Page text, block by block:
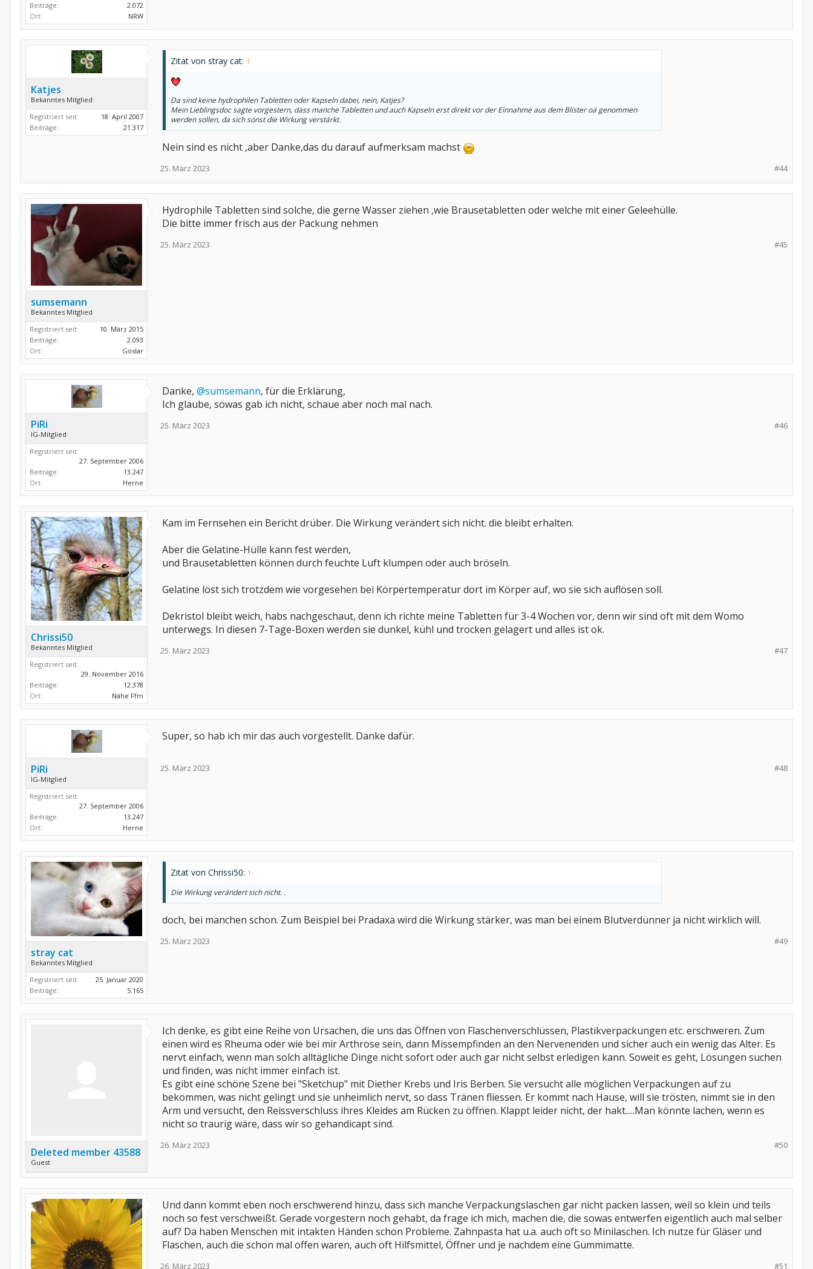
Beiträge:
2.072
Ort:
NRW
Katjes
Bekanntes Mitglied
Registriert seit:
18. April 2007
Beiträge:
21.317
Zitat von stray cat: ↑
Da sind keine hydrophilen Tabletten oder Kapseln dabei, nein, Katjes?
Mein Lieblingsdoc sagte vorgestern, dass manche Tabletten und auch Kapseln erst direkt vor der Einnahme aus dem Blister oä genommen
werden sollen, da sich sonst die Wirkung verstärkt.
Nein sind es nicht ,aber Danke,das du darauf aufmerksam machst
#44
25. März 2023
sumsemann
Bekanntes Mitglied
Registriert seit:
10. März 2015
Beiträge:
2.093
Ort:
Goslar
Hydrophile Tabletten sind solche, die gerne Wasser ziehen ,wie Brausetabletten oder welche mit einer Geleehülle.
Die bitte immer frisch aus der Packung nehmen
#45
25. März 2023
PiRi
IG-Mitglied
Registriert seit:
27. September 2006
Beiträge:
13.247
Ort:
Herne
Danke, @sumsemann, für die Erklärung,
Ich glaube, sowas gab ich nicht, schaue aber noch mal nach.
#46
25. März 2023
Chrissi50
Bekanntes Mitglied
Registriert seit:
29. November 2016
Beiträge:
12.378
Ort:
Nähe Ffm
Kam im Fernsehen ein Bericht drüber. Die Wirkung verändert sich nicht. die bleibt erhalten.
Aber die Gelatine-Hülle kann fest werden,
und Brausetabletten können durch feuchte Luft klumpen oder auch bröseln.
Gelatine löst sich trotzdem wie vorgesehen bei Körpertemperatur dort im Körper auf, wo sie sich auflösen soll.
Dekristol bleibt weich, habs nachgeschaut, denn ich richte meine Tabletten für 3-4 Wochen vor, denn wir sind oft mit dem Womo
unterwegs. In diesen 7-Tage-Boxen werden sie dunkel, kühl und trocken gelagert und alles ist ok.
#47
25. März 2023
PiRi
IG-Mitglied
Registriert seit:
27. September 2006
Beiträge:
13.247
Ort:
Herne
Super, so hab ich mir das auch vorgestellt. Danke dafür.
#48
25. März 2023
stray cat
Bekanntes Mitglied
Registriert seit:
25. Januar 2020
Beiträge:
5.165
Zitat von Chrissi50: ↑
Die Wirkung verändert sich nicht. .
doch, bei manchen schon. Zum Beispiel bei Pradaxa wird die Wirkung stärker, was man bei einem Blutverdünner ja nicht wirklich will.
#49
25. März 2023
Deleted member 43588
Guest
Ich denke, es gibt eine Reihe von Ursachen, die uns das Öffnen von Flaschenverschlüssen, Plastikverpackungen etc. erschweren. Zum
einen wird es Rheuma oder wie bei mir Arthrose sein, dann Missempfinden an den Nervenenden und sicher auch ein wenig das Alter. Es
nervt einfach, wenn man solch alltägliche Dinge nicht sofort oder auch gar nicht selbst erledigen kann. Soweit es geht, Lösungen suchen
und finden, was nicht immer einfach ist.
Es gibt eine schöne Szene bei "Sketchup" mit Diether Krebs und Iris Berben. Sie versucht alle möglichen Verpackungen auf zu
bekommen, was nicht gelingt und sie unheimlich nervt, so dass Tränen fliessen. Er kommt nach Hause, will sie trösten, nimmt sie in den
Arm und versucht, den Reissverschluss ihres Kleides am Rücken zu öffnen. Klappt leider nicht, der hakt.....Man könnte lachen, wenn es
nicht so traurig wäre, dass wir so gehandicapt sind.
#50
26. März 2023
Und dann kommt eben noch erschwerend hinzu, dass sich manche Verpackungslaschen gar nicht packen lassen, weil so klein und teils
noch so fest verschweißt. Gerade vorgestern noch gehabt, da frage ich mich, machen die, die sowas entwerfen eigentlich auch mal selber
auf? Da haben Menschen mit intakten Händen schon Probleme. Zahnpasta hat u.a. auch oft so Minilaschen. Ich nutze für Gläser und
Flaschen, auch die schon mal offen waren, auch oft Hilfsmittel, Öffner und je nachdem eine Gummimatte.
#51
26. März 2023